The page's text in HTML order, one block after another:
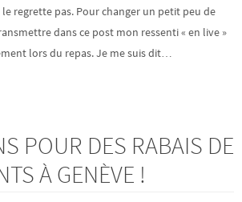
regrette pas. Pour changer un petit peu de
dans ce post mon ressenti « en live »
lors du repas. Je me suis dit…
POUR DES RABAIS DE
À GENÈVE !